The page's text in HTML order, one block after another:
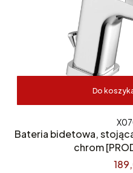
Do
Bateria bidetowa,
chrom